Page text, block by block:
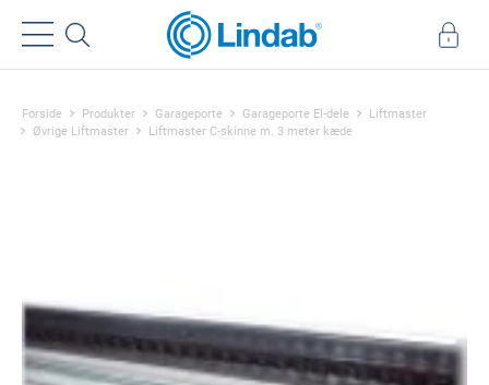
Forside Produkter Garageporte Garageporte El-dele
Liftmaster
Øvrige Liftmaster
Liftmaster C-skinne m. 3 meter kæde